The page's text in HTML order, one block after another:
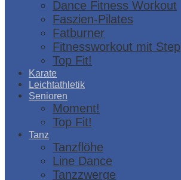
Dance Fitness Workout
Faszien-Pilates
Fatburner
Fitnessworkout mit Step
Top Fit!
Karate
Leichtathletik
Senioren
Moment!
Top Fit!
Tanz
Tanzflöhe
Line Dance
Tanzzwerge